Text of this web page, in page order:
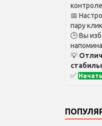
📅
пару
🕒 Вы
💡
✅